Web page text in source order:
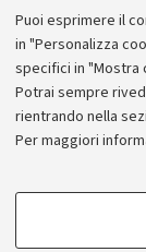
Puoi esprimere il
in "Personalizza
specifici in "Mostra
Potrai sempre
rientrando nella
Per maggiori
COOKIE DI